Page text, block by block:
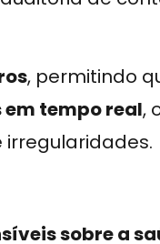
, permitindo
tempo real,
sobre a